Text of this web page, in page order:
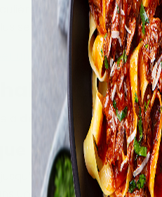
recommandé
sensibles.
un rhume ?
de
à dégager les sinus et à
ce qu’elle dégage de
un bol et y ajouter